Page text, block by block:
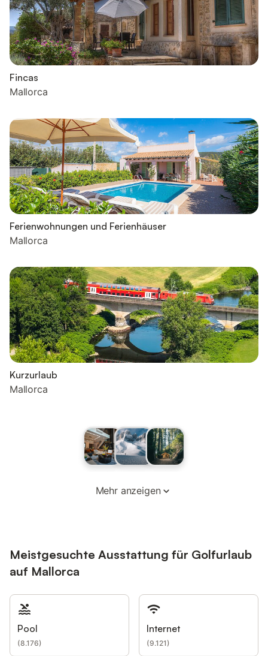
Fincas
Mallorca
Ferienwohnungen und Ferienhäuser
Mallorca
Kurzurlaub
Mallorca
Mehr anzeigen
Meistgesuchte Ausstattung für Golfurlaub
auf Mallorca
Pool
(8.176)
Internet
(9.121)